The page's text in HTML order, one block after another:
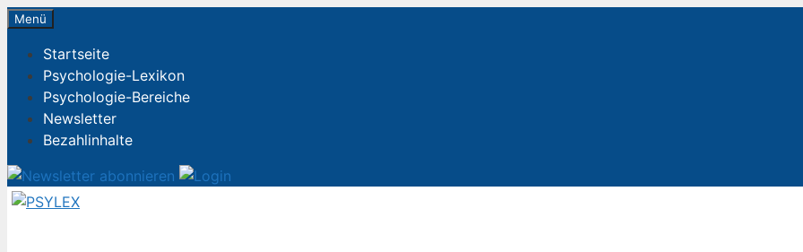
Zum
springen
Menü
Startseite
Psychologie-Lexikon
Psychologie-Bereiche
Newsletter
Bezahlinhalte